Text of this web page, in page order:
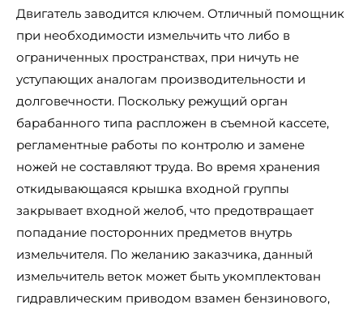
Двигатель заводится ключем. Отличный помощник
при необходимости измельчить что либо в
ограниченных пространствах, при ничуть не
уступающих аналогам производительности и
долговечности. Поскольку режущий орган
барабанного типа распложен в съемной кассете,
регламентные работы по контролю и замене
ножей не составляют труда. Во время хранения
откидывающаяся крышка входной группы
закрывает входной желоб, что предотвращает
попадание посторонних предметов внутрь
измельчителя. По желанию заказчика, данный
измельчитель веток может быть укомплектован
гидравлическим приводом взамен бензинового,